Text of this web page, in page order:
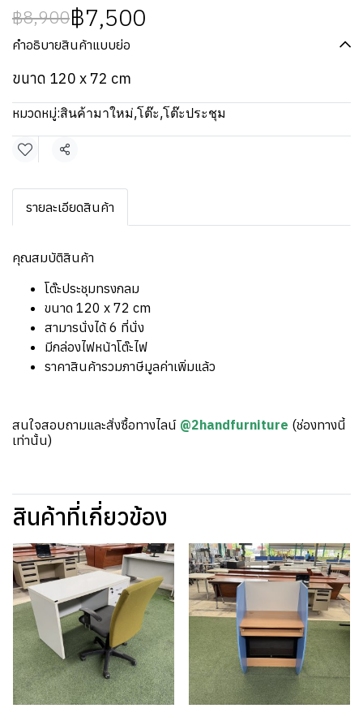
฿8,900฿7,500
คำอธิบายสินค้าแบบย่อ
ขนาด 120 x 72 cm
หมวดหมู่:สินค้ามาใหม่,โต๊ะ,โต๊ะประชุม
แชร์
รายละเอียดสินค้า
คุณสมบัติสินค้า
โต๊ะประชุมทรงกลม
ขนาด 120 x 72 cm
สามารนั่งได้ 6 ที่นั่ง
มีกล่องไฟหน้าโต๊ะไฟ
ราคาสินค้ารวมภาษีมูลค่าเพิ่มแล้ว
สนใจสอบถามและสั่งซื้อทางไลน์ @2handfurniture (ช่องทางนี้
เท่านั้น)
สินค้าที่เกี่ยวข้อง